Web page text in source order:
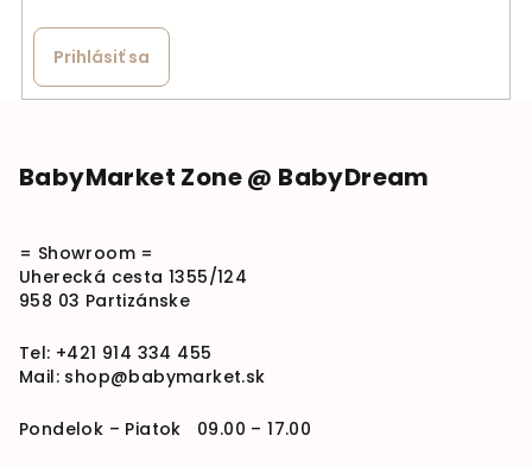
Prihlásiť sa
BabyMarket Zone @ BabyDream
= Showroom =
Uherecká cesta 1355/124
958 03 Partizánske
Tel: +421 914 334 455
Mail: shop@babymarket.sk
Pondelok – Piatok 09.00 – 17.00